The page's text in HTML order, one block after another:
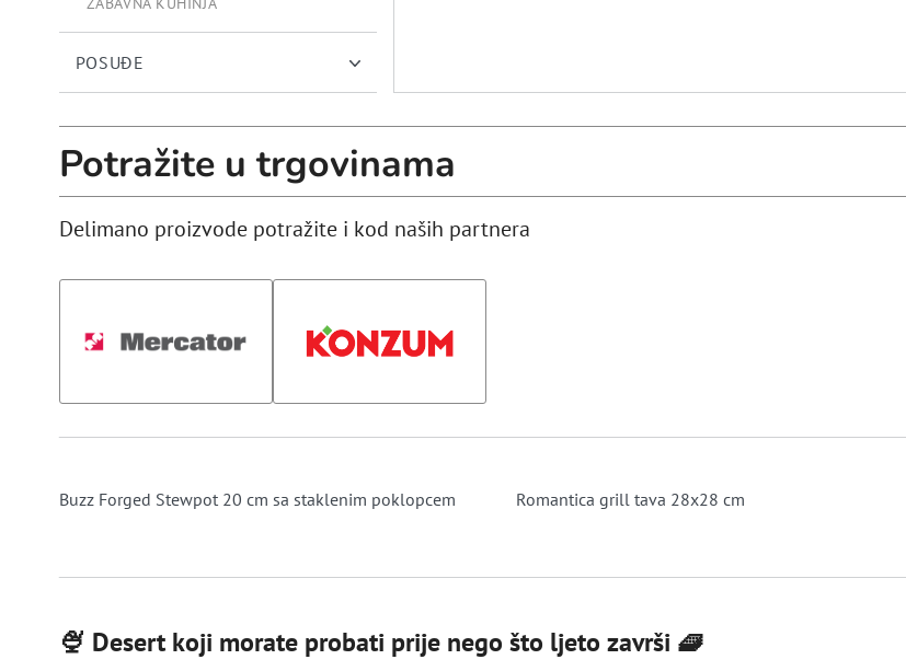
POSUĐE
Potražite u trgovinama
Delimano proizvode potražite i kod naših partnera
Buzz Forged Stewpot 20 cm sa staklenim poklopcem Romantica grill tava 28x28 cm
🍨 Desert koji morate probati prije nego što ljeto završi 🧇